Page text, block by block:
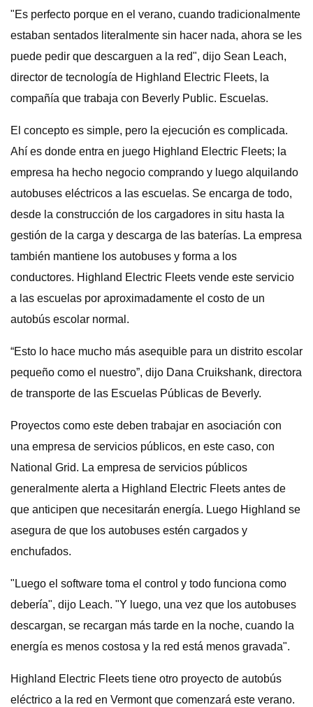
"Es perfecto porque en el verano, cuando tradicionalmente
estaban sentados literalmente sin hacer nada, ahora se les
puede pedir que descarguen a la red", dijo Sean Leach,
director de tecnología de Highland Electric Fleets, la
compañía que trabaja con Beverly Public. Escuelas.
El concepto es simple, pero la ejecución es complicada.
Ahí es donde entra en juego Highland Electric Fleets; la
empresa ha hecho negocio comprando y luego alquilando
autobuses eléctricos a las escuelas. Se encarga de todo,
desde la construcción de los cargadores in situ hasta la
gestión de la carga y descarga de las baterías. La empresa
también mantiene los autobuses y forma a los
conductores. Highland Electric Fleets vende este servicio
a las escuelas por aproximadamente el costo de un
autobús escolar normal.
“Esto lo hace mucho más asequible para un distrito escolar
pequeño como el nuestro”, dijo Dana Cruikshank, directora
de transporte de las Escuelas Públicas de Beverly.
Proyectos como este deben trabajar en asociación con
una empresa de servicios públicos, en este caso, con
National Grid. La empresa de servicios públicos
generalmente alerta a Highland Electric Fleets antes de
que anticipen que necesitarán energía. Luego Highland se
asegura de que los autobuses estén cargados y
enchufados.
"Luego el software toma el control y todo funciona como
debería", dijo Leach. "Y luego, una vez que los autobuses
descargan, se recargan más tarde en la noche, cuando la
energía es menos costosa y la red está menos gravada".
Highland Electric Fleets tiene otro proyecto de autobús
eléctrico a la red en Vermont que comenzará este verano.